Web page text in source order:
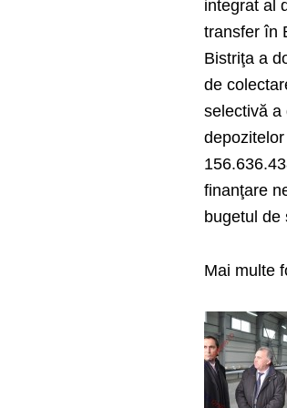
integrat al
transfer în
Bistriţa a
de
selectivă a
finanţare
bugetul de
Mai multe